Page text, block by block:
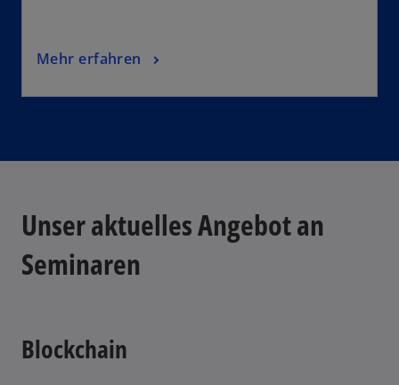
Mehr erfahren
Unser aktuelles Angebot an
Seminaren
Blockchain